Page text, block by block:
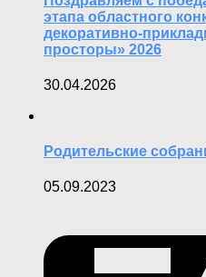
этапа областного
декоративно-
просторы» 2026
30.04.2026
Родительские
05.09.2023